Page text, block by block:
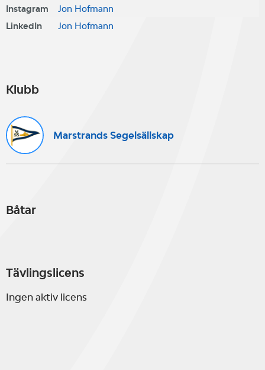
Instagram
Jon Hofmann
LinkedIn
Jon Hofmann
Klubb
Marstrands Segelsällskap
Båtar
Tävlingslicens
Ingen aktiv licens